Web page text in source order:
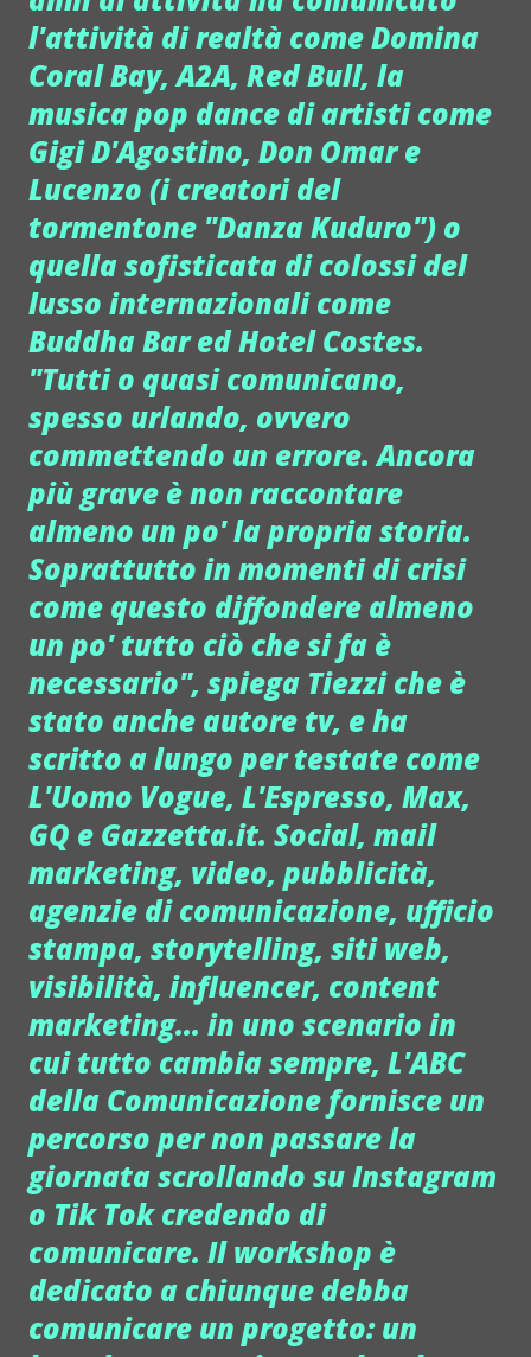
l'attività di realtà come Domina
Coral Bay, A2A, Red Bull, la
musica pop dance di artisti come
Gigi D'Agostino, Don Omar e
Lucenzo (i creatori del
tormentone "Danza Kuduro") o
quella sofisticata di colossi del
lusso internazionali come
Buddha Bar ed Hotel Costes.
"Tutti o quasi comunicano,
spesso urlando, ovvero
commettendo un errore. Ancora
più grave è non raccontare
almeno un po' la propria storia.
Soprattutto in momenti di crisi
come questo diffondere almeno
un po' tutto ciò che si fa è
necessario", spiega Tiezzi che è
stato anche autore tv, e ha
scritto a lungo per testate come
L'Uomo Vogue, L'Espresso, Max,
GQ e Gazzetta.it. Social, mail
marketing, video, pubblicità,
agenzie di comunicazione, ufficio
stampa, storytelling, siti web,
visibilità, influencer, content
marketing... in uno scenario in
cui tutto cambia sempre, L'ABC
della Comunicazione fornisce un
percorso per non passare la
giornata scrollando su Instagram
o Tik Tok credendo di
comunicare. Il workshop è
dedicato a chiunque debba
comunicare un progetto: un